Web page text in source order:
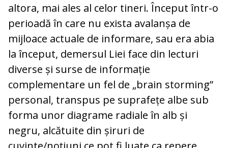
altora, mai ales al celor tineri. Început într-o
perioadă în care nu exista avalanșa de
mijloace actuale de informare, sau era abia
la început, demersul Liei face din lecturi
diverse și surse de informație
complementare un fel de „brain storming”
personal, transpus pe suprafețe albe sub
forma unor diagrame radiale în alb și
negru, alcătuite din șiruri de